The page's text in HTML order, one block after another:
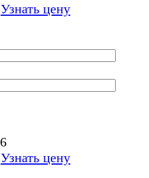
Узнать цену
Узнать цену